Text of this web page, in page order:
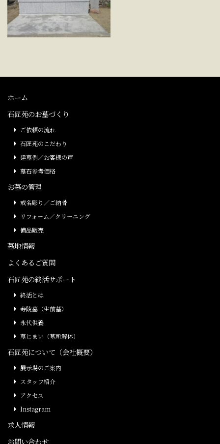
ホーム
石匠苑のお墓づくり
ご依頼の流れ
石匠苑のこだわり
建墓例／お客様の声
墓石参考価格
お墓の管理
戒名彫り／ご納骨
リフォーム／クリーニング
備品販売
墓地情報
よくあるご質問
石匠苑の終活サポート
終活とは
寿陵墓（生前墓）
永代供養
墓じまい（墓所解体）
石匠苑について（会社概要）
展示場のご案内
スタッフ紹介
アクセス
Instagram
求人情報
お問い合わせ